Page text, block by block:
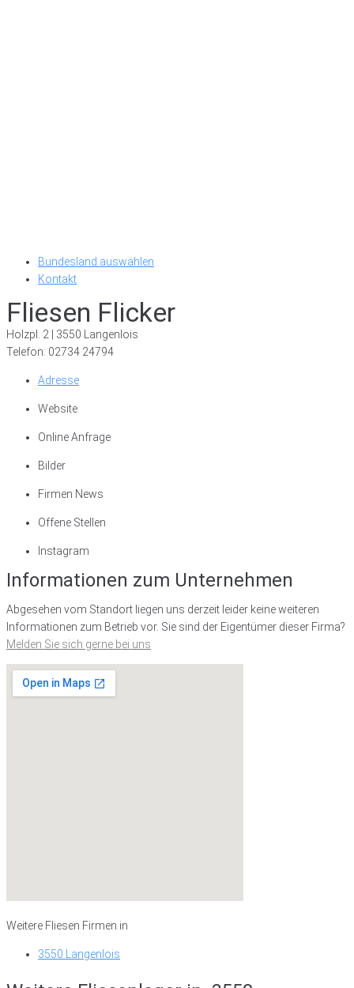
Bundesland auswählen
Kontakt
Fliesen Flicker
Holzpl. 2 | 3550 Langenlois
Telefon: 02734 24794
Adresse
Website
Online Anfrage
Bilder
Firmen News
Offene Stellen
Instagram
Informationen zum Unternehmen
Abgesehen vom Standort liegen uns derzeit leider keine weiteren
Informationen zum Betrieb vor. Sie sind der Eigentümer dieser Firma?
Melden Sie sich gerne bei uns
Weitere Fliesen Firmen in
3550 Langenlois